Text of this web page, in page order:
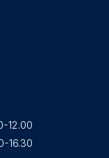
12.00
16.30